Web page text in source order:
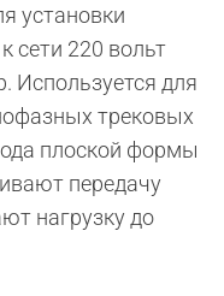
установки
сети 220 вольт
Используется для
трековых
плоской формы
передачу
нагрузку до